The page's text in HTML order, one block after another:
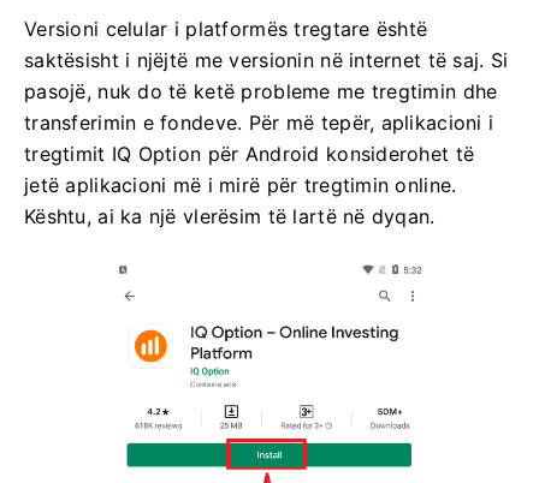
Versioni celular i platformës tregtare është
saktësisht i njëjtë me versionin në internet të saj. Si
pasojë, nuk do të ketë probleme me tregtimin dhe
transferimin e fondeve. Për më tepër, aplikacioni i
tregtimit IQ Option për Android konsiderohet të
jetë aplikacioni më i mirë për tregtimin online.
Kështu, ai ka një vlerësim të lartë në dyqan.